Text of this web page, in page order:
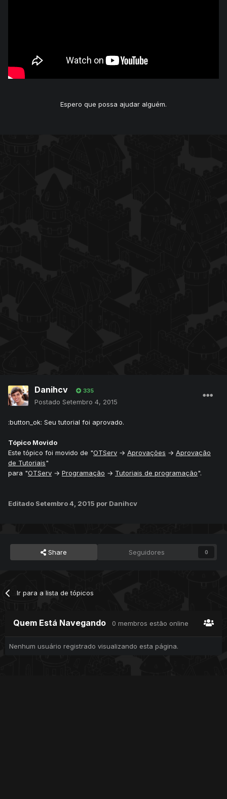
Espero que possa ajudar alguém.
Danihcv 335
Postado Setembro 4, 2015
:button_ok: Seu tutorial foi aprovado.
Tópico Movido
Este tópico foi movido de "OTServ → Aprovações → Aprovação
de Tutoriais"
para "OTServ → Programação → Tutoriais de programação".
Editado Setembro 4, 2015 por Danihcv
Share Seguidores 0
Ir para a lista de tópicos
Quem Está Navegando 0 membros estão online
Nenhum usuário registrado visualizando esta página.